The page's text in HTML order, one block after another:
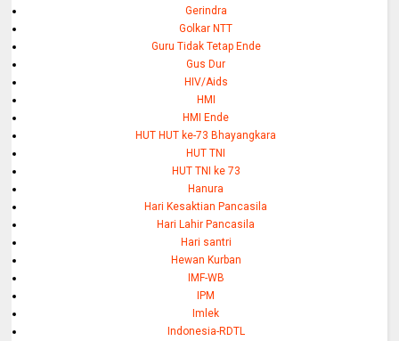
Gerindra
Golkar NTT
Guru Tidak Tetap Ende
Gus Dur
HIV/Aids
HMI
HMI Ende
HUT HUT ke-73 Bhayangkara
HUT TNI
HUT TNI ke 73
Hanura
Hari Kesaktian Pancasila
Hari Lahir Pancasila
Hari santri
Hewan Kurban
IMF-WB
IPM
Imlek
Indonesia-RDTL